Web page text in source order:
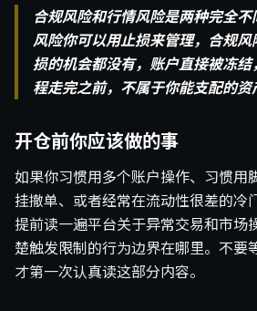
合规风险和行情风险是两种完全
风险你可以用止损来管理，合规
损的机会都没有，账户直接被冻
程走完之前，不属于你能支配的资
开仓前你应该做的事
如果你习惯用多个账户操作、习惯用
挂撤单、或者经常在流动性很差的冷
提前读一遍平台关于异常交易和市场
楚触发限制的行为边界在哪里。不要
才第一次认真读这部分内容。